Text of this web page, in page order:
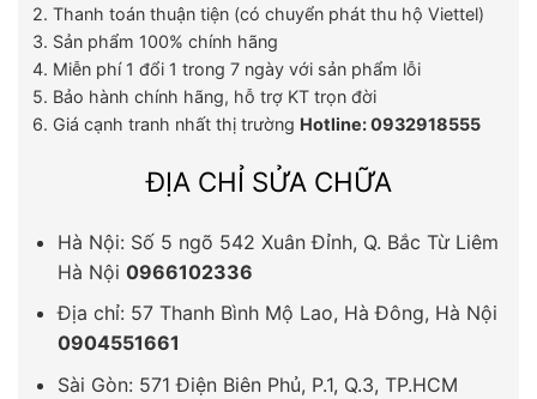
2. Thanh toán thuận tiện (có chuyển phát thu hộ Viettel)
3. Sản phẩm 100% chính hãng
4. Miễn phí 1 đổi 1 trong 7 ngày với sản phẩm lỗi
5. Bảo hành chính hãng, hỗ trợ KT trọn đời
6. Giá cạnh tranh nhất thị trường Hotline: 0932918555
ĐỊA CHỈ SỬA CHỮA
Hà Nội: Số 5 ngõ 542 Xuân Đỉnh, Q. Bắc Từ Liêm
Hà Nội 0966102336
Địa chỉ: 57 Thanh Bình Mộ Lao, Hà Đông, Hà Nội
0904551661
Sài Gòn: 571 Điện Biên Phủ, P.1, Q.3, TP.HCM